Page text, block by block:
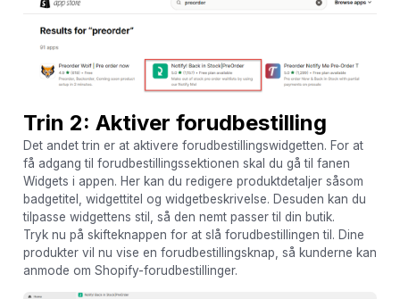
Trin 2: Aktiver forudbestilling
Det andet trin er at aktivere forudbestillingswidgetten. For at
få adgang til forudbestillingssektionen skal du gå til fanen
Widgets i appen. Her kan du redigere produktdetaljer såsom
badgetitel, widgettitel og widgetbeskrivelse. Desuden kan du
tilpasse widgettens stil, så den nemt passer til din butik.
Tryk nu på skifteknappen for at slå forudbestillingen til. Dine
produkter vil nu vise en forudbestillingsknap, så kunderne kan
anmode om Shopify-forudbestillinger.